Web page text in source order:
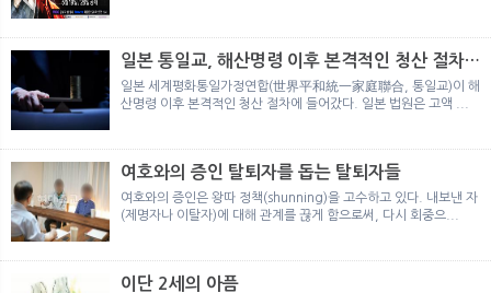
일본 통일교, 해산명령 이후 본격적인 청산 절차
돌입
일본 세계평화통일가정연합(世界平和統一家庭聯合, 통일교)이 해
산명령 이후 본격적인 청산 절차에 들어갔다. 일본 법원은 고액 ...
여호와의 증인 탈퇴자를 돕는 탈퇴자들
여호와의 증인은 왕따 정책(shunning)을 고수하고 있다. 내보낸 자
(제명자나 이탈자)에 대해 관계를 끊게 함으로써, 다시 회중으...
이단 2세의 아픔